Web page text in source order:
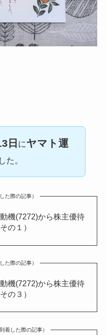
日 にヤマト運
た。
た際の記事）
機(7272)から株主優待
の１）
た際の記事）
機(7272)から株主優待
の３）
着した際の記事）